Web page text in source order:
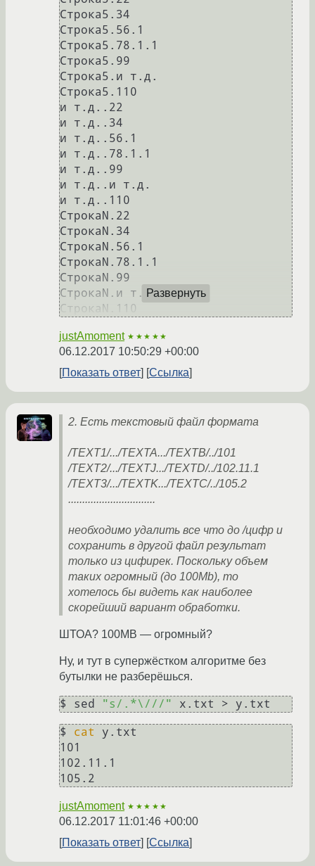
Строка5.34
Строка5.56.1
Строка5.78.1.1
Строка5.99
Строка5.и т.д.
Строка5.110
и т.д..22
и т.д..34
и т.д..56.1
и т.д..78.1.1
и т.д..99
и т.д..и т.д.
и т.д..110
СтрокаN.22
СтрокаN.34
СтрокаN.56.1
СтрокаN.78.1.1
СтрокаN.99
СтрокаN.и т.д. Развернуть
justAmoment ★★★★★
06.12.2017 10:50:29 +00:00
Показать ответ
Ссылка
2. Есть текстовый файл формата
/TEXT1/.../TEXTA.../TEXTB/../101
/TEXT2/.../TEXTJ.../TEXTD/../102.11.1
/TEXT3/.../TEXTK.../TEXTC/../105.2
...............................
необходимо удалить все что до /цифр и
сохранить в другой файл результат
только из цифирек. Поскольку объем
таких огромный (до 100Mb), то
хотелось бы видеть как наиболее
скорейший вариант обработки.
ШТОА? 100MB — огромный?
Ну, и тут в супержёстком алгоритме без
бутылки не разберёшься.
$ sed "s/.*\///"
$ cat
y.txt
101
102.11.1
justAmoment ★★★★★
06.12.2017 11:01:46 +00:00
Показать ответ
Ссылка